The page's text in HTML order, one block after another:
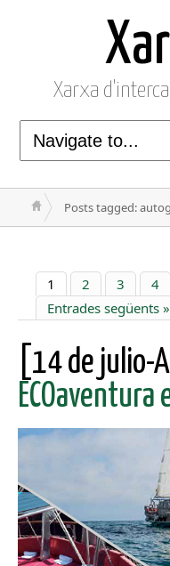
Xarxa
Posts tagged:
1 2 3 4
Entrades següents »
[14 de julio-
ECOaventura